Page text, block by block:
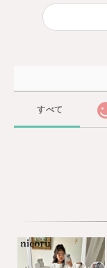
すべて